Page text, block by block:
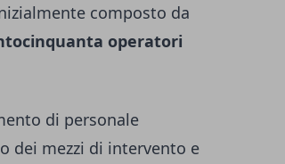
composto da
operatori
di personale
dei mezzi di intervento e